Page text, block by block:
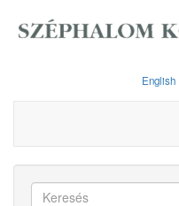
English
Keresés